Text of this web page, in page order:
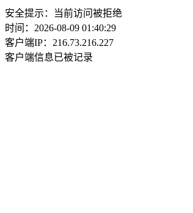
安全提示：当前访问被拒绝
时间：2026-08-09 01:40:29
客户端IP：216.73.216.227
客户端信息已被记录